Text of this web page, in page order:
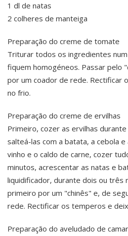
1 dl de natas
2 colheres de manteiga
Preparação do creme de tomate
Triturar todos os ingredientes
fiquem homogéneos. Passar pelo
por um coador de rede. Rectificar
no frio.
Preparação do creme de ervilhas
Primeiro, cozer as ervilhas
salteá-las com a batata, a cebola e
vinho e o caldo de carne, cozer
minutos, acrescentar as natas e
liquidificador, durante dois ou três
primeiro por um "chinês" e, de
rede. Rectificar os temperos e
Preparação do aveludado de